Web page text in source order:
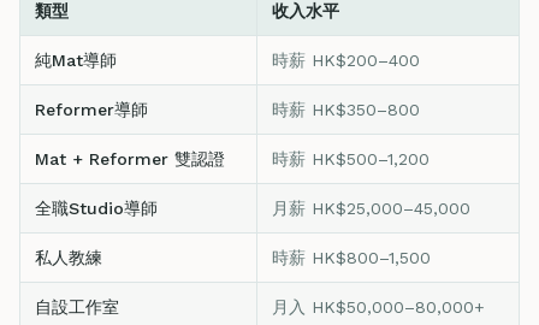
類型 收入水平
純Mat導師 時薪 HK$200–400
Reformer導師 時薪 HK$350–800
Mat + Reformer 雙認證 時薪 HK$500–1,200
全職Studio導師 月薪 HK$25,000–45,000
私人教練 時薪 HK$800–1,500
自設工作室 月入 HK$50,000–80,000+